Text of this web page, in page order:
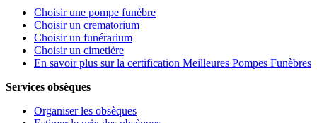
Choisir une pompe funèbre
Choisir un crematorium
Choisir un funérarium
Choisir un cimetière
En savoir plus sur la certification Meilleures Pompes Funèbres
Services obsèques
Organiser les obsèques